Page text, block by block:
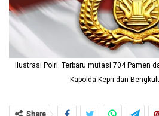
Ilustrasi Polri. Terbaru mutasi 704 Pamen
Kapolda Kepri dan